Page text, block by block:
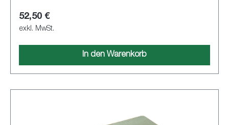
52,50 €
exkl. MwSt.
In den Warenkorb